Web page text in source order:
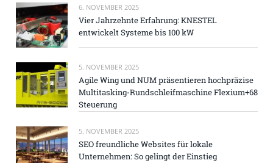
6. NOVEMBER 2025
Vier Jahrzehnte Erfahrung: KNESTEL
entwickelt Systeme bis 100 kW
5. NOVEMBER 2025
Agile Wing und NUM präsentieren hochpräzise
Multitasking-Rundschleifmaschine Flexium+68
Steuerung
5. NOVEMBER 2025
SEO freundliche Websites für lokale
Unternehmen: So gelingt der Einstieg